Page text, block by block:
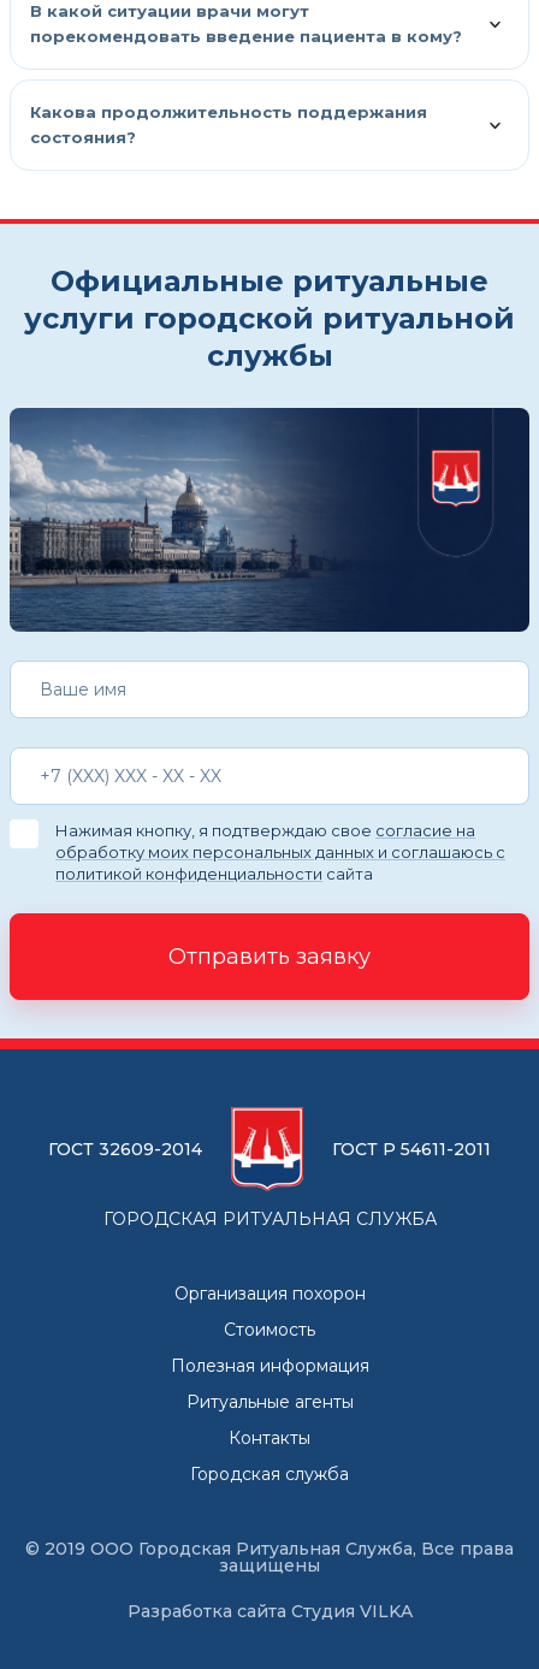
В какой ситуации врачи могут
порекомендовать введение пациента в кому?
Какова продолжительность поддержания
состояния?
Официальные ритуальные
услуги городской ритуальной
службы
Нажимая кнопку, я подтверждаю свое согласие на
обработку моих персональных данных и соглашаюсь с
политикой конфиденциальности сайта
Отправить заявку
ГОСТ 32609-2014 ГОСТ Р 54611-2011
ГОРОДСКАЯ РИТУАЛЬНАЯ СЛУЖБА
Организация похорон
Стоимость
Полезная информация
Ритуальные агенты
Контакты
Городская служба
© 2019 ООО Городская Ритуальная Служба, Все права
защищены
Разработка сайта Студия VILKA